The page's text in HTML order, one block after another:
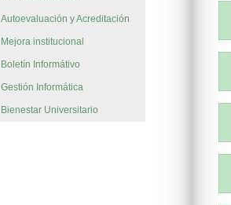
Autoevaluación y Acreditación
Mejora institucional
Boletín Informátivo
Gestión Informática
Bienestar Universitario